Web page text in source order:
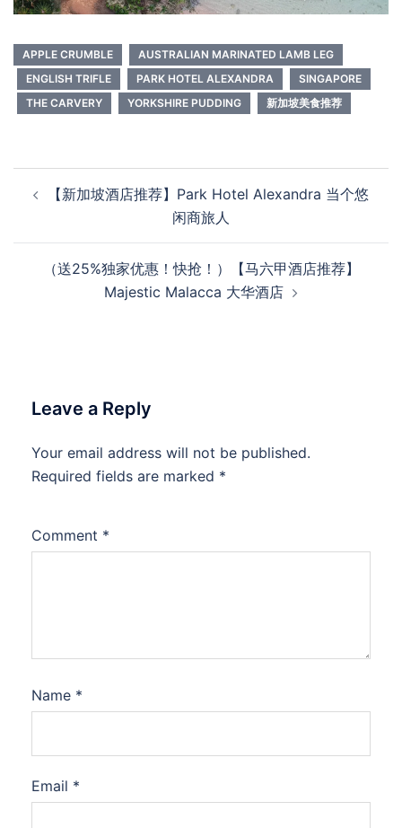
APPLE CRUMBLE
AUSTRALIAN MARINATED LAMB LEG
ENGLISH TRIFLE
PARK HOTEL ALEXANDRA
SINGAPORE
THE CARVERY
YORKSHIRE PUDDING 新加坡美食推荐
navigation
【新加坡酒店推荐】Park Hotel Alexandra 当个悠
闲商旅人
（送25%独家优惠！快抢！）【马六甲酒店推荐】
Majestic Malacca 大华酒店
Leave a Reply
Your email address will not be published.
Required fields are marked *
Comment *
Name *
Email *